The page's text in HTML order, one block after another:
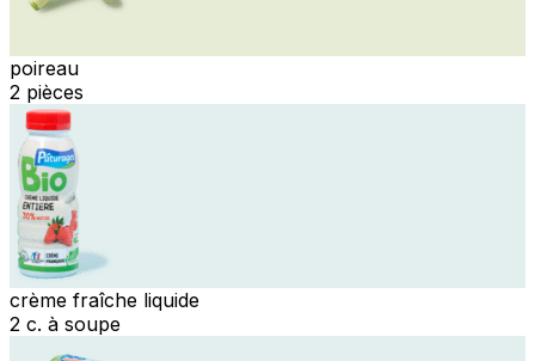
poireau
2 pièces
crème fraîche liquide
2 c. à soupe